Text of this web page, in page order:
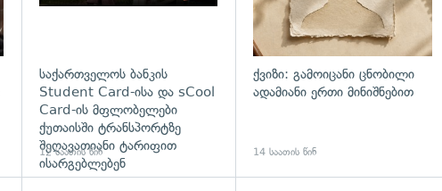
საქართველოს ბანკის
Student Card-ისა და sCool
Card-ის მფლობელები
ქუთაისში ტრანსპორტზე
შეღავათიანი ტარიფით
ისარგებლებენ
12 საათის წინ
ქვიზი: გამოიცანი ცნობილი
ადამიანი ერთი მინიშნებით
14 საათის წინ